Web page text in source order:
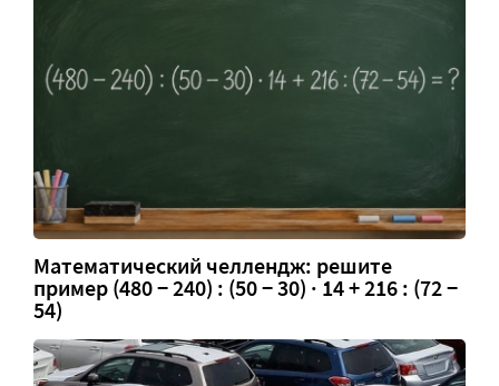
Математический челлендж: решите
пример (480 − 240) : (50 − 30) · 14 + 216 : (72 −
54)